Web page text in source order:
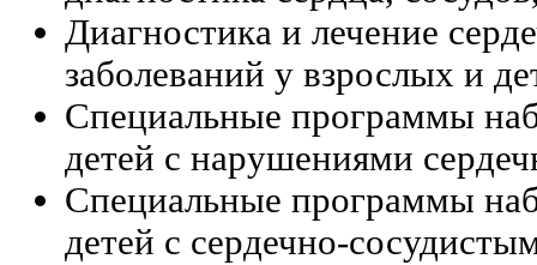
Диагностика и лечение
заболеваний у взрослых и
Специальные программы
детей с нарушениями
Специальные программы
детей с сердечно-